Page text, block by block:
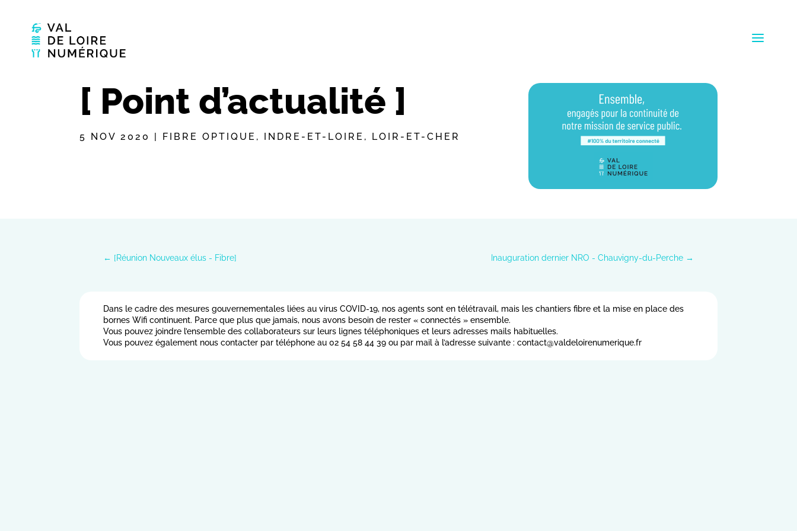
[ Point d’actualité ]
5 NOV 2020 | FIBRE OPTIQUE , INDRE-ET-LOIRE , LOIR-ET-CHER
← [Réunion Nouveaux élus - Fibre] Inauguration dernier NRO - Chauvigny-du-Perche→
Dans le cadre des mesures gouvernementales liées au virus COVID-19, nos agents sont en télétravail, mais les chantiers fibre et la mise en place des
bornes Wifi continuent. Parce que plus que jamais, nous avons besoin de rester « connectés » ensemble.
Vous pouvez joindre l’ensemble des collaborateurs sur leurs lignes téléphoniques et leurs adresses mails habituelles.
Vous pouvez également nous contacter par téléphone au 02 54 58 44 39 ou par mail à l’adresse suivante : contact@valdeloirenumerique.fr